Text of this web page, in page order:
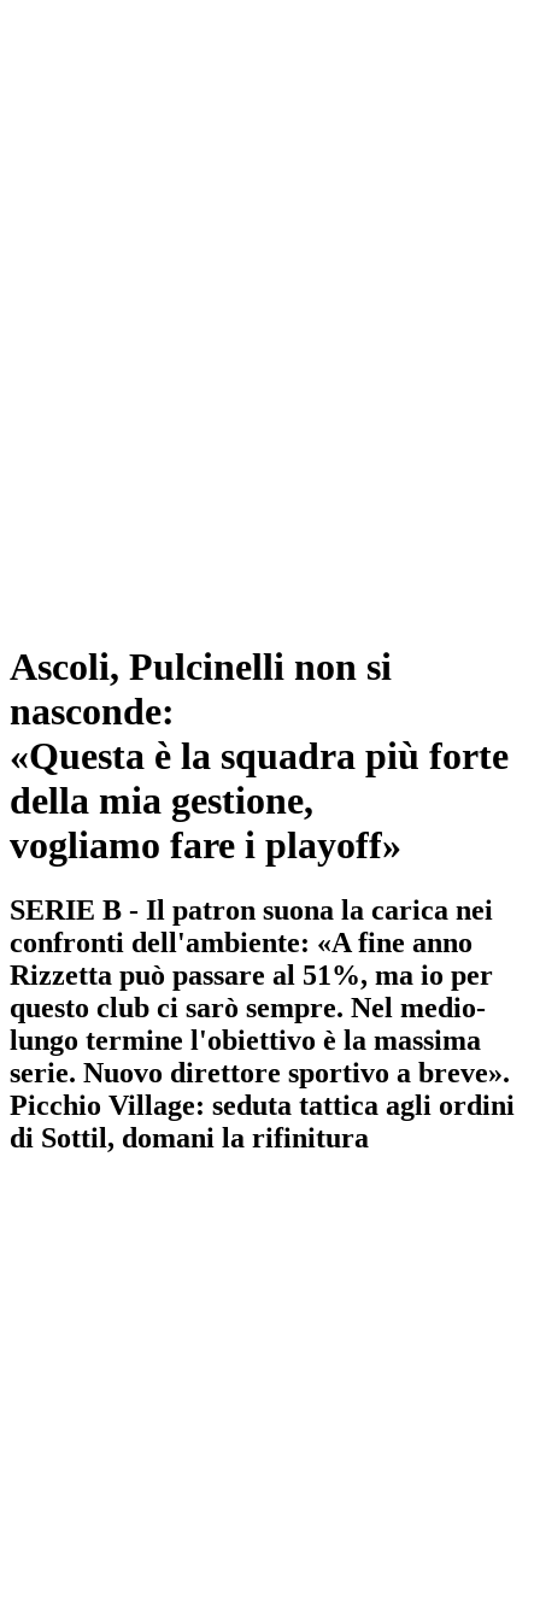
Ascoli, Pulcinelli non si
nasconde:
«Questa è la squadra più forte
della mia gestione,
vogliamo fare i playoff»
SERIE B - Il patron suona la carica nei
confronti dell'ambiente: «A fine anno
Rizzetta può passare al 51%, ma io per
questo club ci sarò sempre. Nel medio-
lungo termine l'obiettivo è la massima
serie. Nuovo direttore sportivo a breve».
Picchio Village: seduta tattica agli ordini
di Sottil, domani la rifinitura